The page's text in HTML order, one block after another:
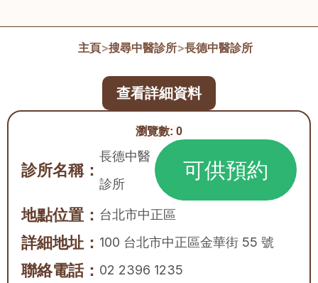
主頁>搜尋中醫診所>長德中醫診所
瀏覽數: 0
診所名稱：
長德中醫
診所
可供預約
地點位置： 台北市中正區
詳細地址： 100 台北市中正區金華街 55 號
聯絡電話： 02 2396 1235
查看詳細資料